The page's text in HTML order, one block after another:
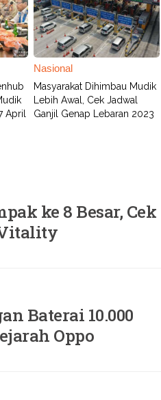
April
Nasional
Masyarakat Dihimbau Mudik
Lebih Awal, Cek Jadwal
Ganjil Genap Lebaran 2023
ke 8 Besar, Cek
Baterai 10.000
Oppo